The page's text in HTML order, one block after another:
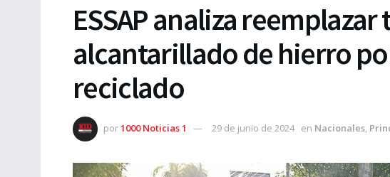
ESSAP analiza reemplazar
alcantarillado de hierro
reciclado
por1000 Noticias 1 29 de junio de 2024 en Nacionales,